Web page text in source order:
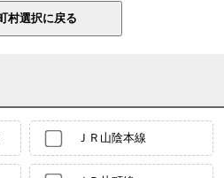
ＪＲ山陰本線